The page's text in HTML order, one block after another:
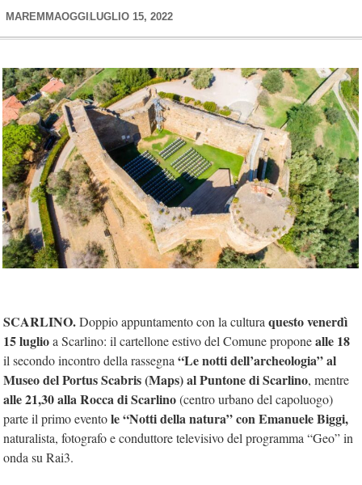
MAREMMAOGGI LUGLIO 15, 2022
SCARLINO.Doppio appuntamento con la cultura questo venerdì
15 luglioa Scarlino: il cartellone estivo del Comune proponealle 18
il secondo incontro della rassegna “Le notti dell’archeologia” al
Museo del Portus Scabris (Maps) al Puntone di Scarlino, mentre
alle 21,30 alla Rocca di Scarlino(centro urbano del capoluogo)
parte il primo eventole “Notti della natura” con Emanuele Biggi,
naturalista, fotografo e conduttore televisivo del programma “Geo” in
onda su Rai3.